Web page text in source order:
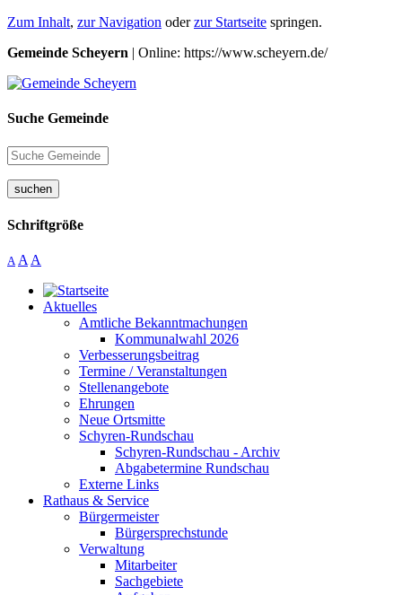
Zum Inhalt, zur Navigation oderzur Startseite springen.
Gemeinde Scheyern | Online: https://www.scheyern.de/
Suche Gemeinde
suchen
Schriftgröße
A A A
Aktuelles
Amtliche Bekanntmachungen
Kommunalwahl 2026
Verbesserungsbeitrag
Termine / Veranstaltungen
Stellenangebote
Ehrungen
Neue Ortsmitte
Schyren-Rundschau
Schyren-Rundschau - Archiv
Abgabetermine Rundschau
Externe Links
Rathaus & Service
Bürgermeister
Bürgersprechstunde
Verwaltung
Mitarbeiter
Sachgebiete